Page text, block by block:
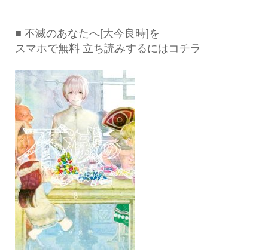
■ 不滅のあなたへ[大今良時]を
スマホで無料 立ち読みするにはコチラ